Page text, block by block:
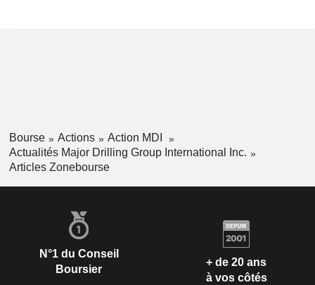
Bourse Actions
Action MDI
Actualités Major Drilling Group International Inc.
Articles Zonebourse
N°1 du Conseil
Boursier
+ de 20 ans
à vos côtés